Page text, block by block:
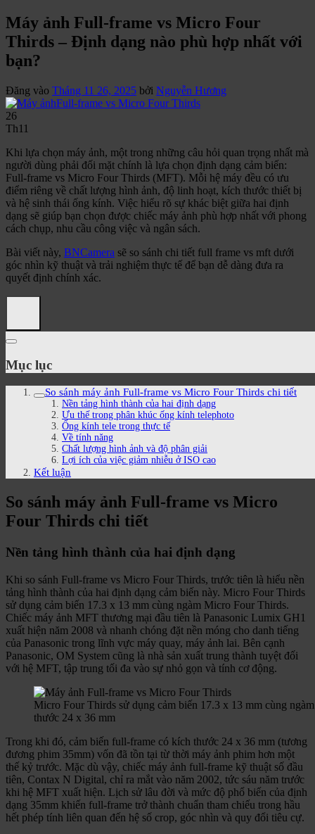
Máy ảnh Full-frame vs Micro Four
Thirds – Định dạng nào phù hợp nhất với
bạn?
Đăng vào Tháng 11 26, 2025 bởi Nguyễn Hương
26
Th11
Khi lựa chọn máy ảnh, một trong những câu hỏi quan trọng nhất mà
người dùng phải đối mặt chính là lựa chọn định dạng cảm biến:
Full-frame vs Micro Four Thirds (MFT). Mỗi hệ máy đều có ưu
điểm riêng về chất lượng hình ảnh, độ linh hoạt, kích thước thiết bị
và hệ sinh thái ống kính. Việc hiểu rõ sự khác biệt giữa hai định
dạng sẽ giúp bạn chọn được chiếc máy ảnh phù hợp nhất với phong
cách chụp, nhu cầu công việc và ngân sách.
Bài viết này, BNCamera sẽ so sánh chi tiết full frame vs mft dưới
góc nhìn kỹ thuật và trải nghiệm thực tế để bạn dễ dàng đưa ra
quyết định chính xác.
Mục lục
So sánh máy ảnh Full-frame vs Micro Four Thirds chi tiết
Nền tảng hình thành của hai định dạng
Ưu thế trong phân khúc ống kính telephoto
Ống kính tele trong thực tế
Về tính năng
Chất lượng hình ảnh và độ phân giải
Lợi ích của việc giảm nhiễu ở ISO cao
Kết luận
So sánh máy ảnh Full-frame vs Micro
Four Thirds chi tiết
Nền tảng hình thành của hai định dạng
Khi so sánh Full-frame vs Micro Four Thirds, trước tiên là hiểu nền
tảng hình thành của hai định dạng cảm biến này. Micro Four Thirds
sử dụng cảm biến 17.3 x 13 mm cùng ngàm Micro Four Thirds.
Chiếc máy ảnh MFT thương mại đầu tiên là Panasonic Lumix GH1
xuất hiện năm 2008 và nhanh chóng đặt nền móng cho danh tiếng
của Panasonic trong lĩnh vực máy quay, máy ảnh lai. Bên cạnh
Panasonic, OM System cũng là nhà sản xuất trung thành tuyệt đối
với hệ MFT, tập trung tối đa vào sự nhỏ gọn và tính cơ động.
Micro Four Thirds sử dụng cảm biến 17.3 x 13 mm cùng
thước 24 x 36 mm
Trong khi đó, cảm biến full-frame có kích thước 24 x 36 mm (tương
đương phim 35mm) vốn đã tồn tại từ thời máy ảnh phim hơn một
thế kỷ trước. Mặc dù vậy, chiếc máy ảnh full-frame kỹ thuật số đầu
tiên, Contax N Digital, chỉ ra mắt vào năm 2002, tức sáu năm trước
khi hệ MFT xuất hiện. Lịch sử lâu đời và mức độ phổ biến của định
dạng 35mm khiến full-frame trở thành chuẩn tham chiếu trong hầu
hết phép tính liên quan đến hệ số crop, góc nhìn và quy đổi tiêu cự.